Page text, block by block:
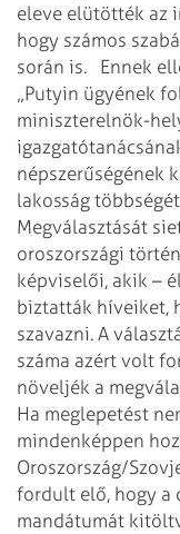
eleve elütötték az
hogy számos
során is. Ennek
„Putyin ügyének
miniszterelnök-
népszerűségének
lakosság
Megválasztását
oroszországi
képviselői, akik –
biztatták híveiket,
szavazni. A
száma azért volt
növeljék a
Ha meglepetést
mindenképpen
Oroszország/
fordult elő, hogy a
mandátumát